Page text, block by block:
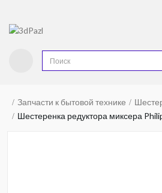
Запчасти к бытовой технике
Шестеренка редуктора миксера